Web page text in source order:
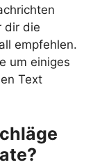
dir die
empfehlen.
um einiges
Text